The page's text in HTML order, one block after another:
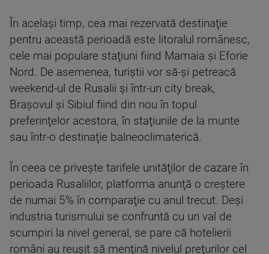
În acelaşi timp, cea mai rezervată destinaţie
pentru această perioadă este litoralul românesc,
cele mai populare staţiuni fiind Mamaia şi Eforie
Nord. De asemenea, turiştii vor să-şi petreacă
weekend-ul de Rusalii şi într-un city break,
Braşovul şi Sibiul fiind din nou în topul
preferinţelor acestora, în staţiunile de la munte
sau într-o destinaţie balneoclimaterică.
În ceea ce priveşte tarifele unităţilor de cazare în
perioada Rusaliilor, platforma anunţă o creştere
de numai 5% în comparaţie cu anul trecut. Deşi
industria turismului se confruntă cu un val de
scumpiri la nivel general, se pare că hotelierii
români au reuşit să menţină nivelul preţurilor cel